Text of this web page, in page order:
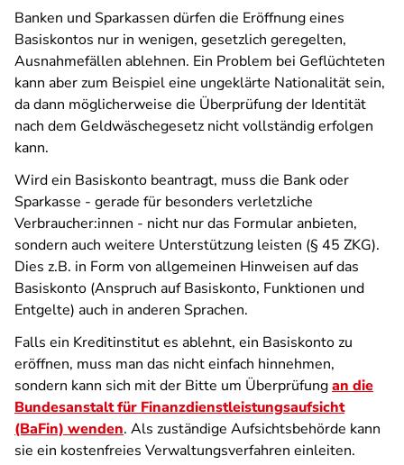
Banken und Sparkassen dürfen die Eröffnung eines
Basiskontos nur in wenigen, gesetzlich geregelten,
Ausnahmefällen ablehnen. Ein Problem bei Geflüchteten
kann aber zum Beispiel eine ungeklärte Nationalität sein,
da dann möglicherweise die Überprüfung der Identität
nach dem Geldwäschegesetz nicht vollständig erfolgen
kann.
Wird ein Basiskonto beantragt, muss die Bank oder
Sparkasse - gerade für besonders verletzliche
Verbraucher:innen - nicht nur das Formular anbieten,
sondern auch weitere Unterstützung leisten (§ 45 ZKG).
Dies z.B. in Form von allgemeinen Hinweisen auf das
Basiskonto (Anspruch auf Basiskonto, Funktionen und
Entgelte) auch in anderen Sprachen.
Falls ein Kreditinstitut es ablehnt, ein Basiskonto zu
eröffnen, muss man das nicht einfach hinnehmen,
sondern kann sich mit der Bitte um Überprüfungan die
Bundesanstalt für Finanzdienstleistungsaufsicht
(BaFin) wenden. Als zuständige Aufsichtsbehörde kann
sie ein kostenfreies Verwaltungsverfahren einleiten.